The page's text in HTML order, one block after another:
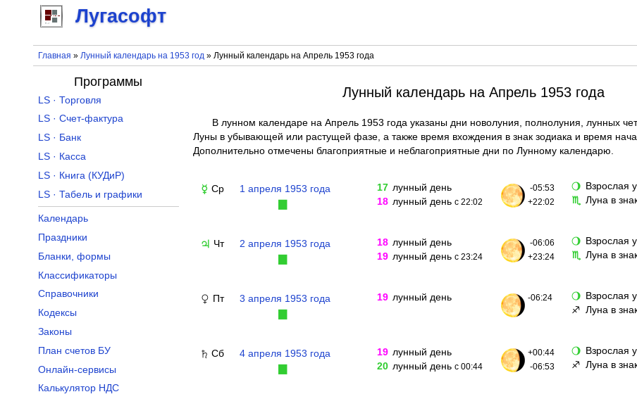
Лугасофт
Главная » Лунный календарь на 1953 год» Лунный календарь на Апрель 1953 года
Лунный календарь на Апрель 1953 года
В лунном календаре на Апрель 1953 года указаны дни новолуния, полнолуния, лунных
Луны в убывающей или растущей фазе, а также время вхождения в знак зодиака и время
Дополнительно отмечены благоприятные и неблагоприятные дни по Лунному календарю.
☿ Ср 1 апреля 1953 года 17 лунный день
18 лунный день с 22:02
-05:53
+22:02
🌖 Взрослая
♏ Луна в
♃ Чт 2 апреля 1953 года 18 лунный день
19 лунный день с 23:24
-06:06
+23:24
🌖 Взрослая
♏ Луна в
♀ Пт 3 апреля 1953 года 19 лунный день -06:24 🌖 Взрослая
♐ Луна в
♄ Сб 4 апреля 1953 года 19 лунный день
20 лунный день с 00:44
+00:44
-06:53
🌖 Взрослая
♐ Луна в
Программы
LS · Торговля
LS · Счет-фактура
LS · Банк
LS · Касса
LS · Книга (КУДиР)
LS · Табель и графики
Календарь
Праздники
Бланки, формы
Классификаторы
Справочники
Кодексы
Законы
План счетов БУ
Онлайн-сервисы
Калькулятор НДС